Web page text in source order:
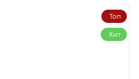
Топ
Хит